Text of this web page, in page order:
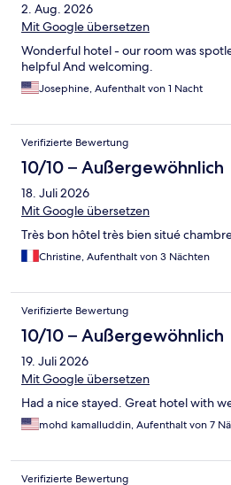
2. Aug. 2026
Mit Google übersetzen
Wonderful hotel - our room was
helpful And welcoming.
Josephine, Aufenthalt von 1 Nacht
Verifizierte Bewertung
10/10 – Außergewöhnlich
18. Juli 2026
Mit Google übersetzen
Très bon hôtel très bien situé
Christine, Aufenthalt von 3 Nächten
Verifizierte Bewertung
10/10 – Außergewöhnlich
19. Juli 2026
Mit Google übersetzen
Had a nice stayed. Great hotel with
mohd kamalluddin, Aufenthalt von 7
Verifizierte Bewertung